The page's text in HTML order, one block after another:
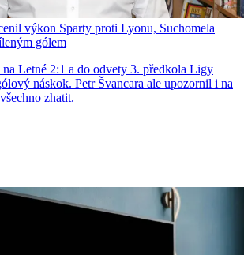
výkon Sparty proti Lyonu, Suchomela
gólem
na Letné 2:1 a do odvety 3. předkola Ligy
náskok. Petr Švancara ale upozornil i na
zhatit.